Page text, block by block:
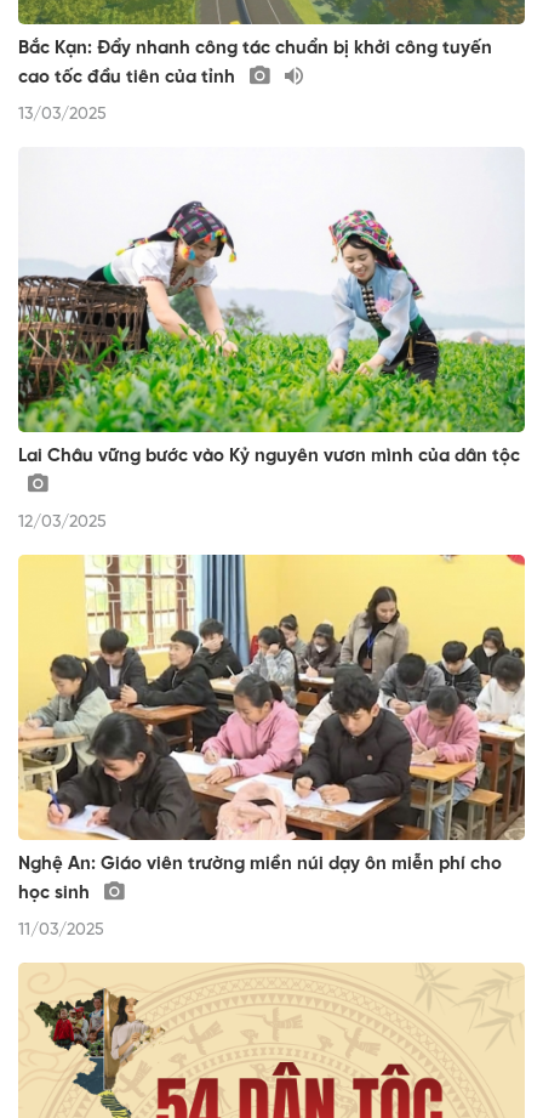
Bắc Kạn: Đẩy nhanh công tác chuẩn bị khởi công tuyến
cao tốc đầu tiên của tỉnh
13/03/2025
Lai Châu vững bước vào Kỷ nguyên vươn mình của dân tộc
12/03/2025
Nghệ An: Giáo viên trường miền núi dạy ôn miễn phí cho
học sinh
11/03/2025